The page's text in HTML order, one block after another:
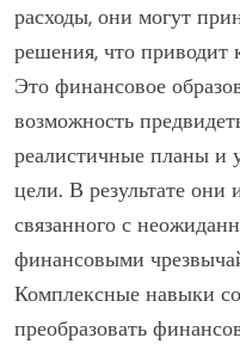
расходы, они могут
решения, что
Это финансовое
возможность
реалистичные планы и
цели. В результате
связанного с
финансовыми
Комплексные навыки
преобразовать